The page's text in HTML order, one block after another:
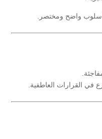
في القرارات العاطفية.